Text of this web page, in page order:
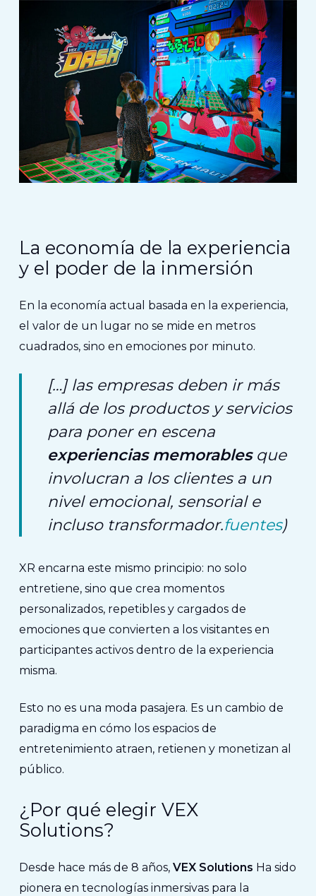
La economía de la experiencia
y el poder de la inmersión
En la economía actual basada en la experiencia,
el valor de un lugar no se mide en metros
cuadrados, sino en emociones por minuto.
[…] las empresas deben ir más
allá de los productos y servicios
para poner en escena
experiencias memorablesque
involucran a los clientes a un
nivel emocional, sensorial e
incluso transformador.fuentes)
XR encarna este mismo principio: no solo
entretiene, sino que crea momentos
personalizados, repetibles y cargados de
emociones que convierten a los visitantes en
participantes activos dentro de la experiencia
misma.
Esto no es una moda pasajera. Es un cambio de
paradigma en cómo los espacios de
entretenimiento atraen, retienen y monetizan al
público.
¿Por qué elegir VEX
Solutions?
Desde hace más de 8 años, VEX Solutions Ha sido
pionera en tecnologías inmersivas para la